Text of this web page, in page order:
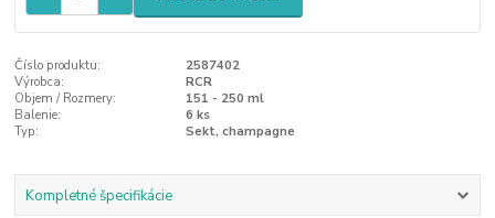
Číslo produktu:
2587402
Výrobca:
RCR
Objem / Rozmery:
151 - 250 ml
Balenie:
6 ks
Typ:
Sekt, champagne
Kompletné špecifikácie